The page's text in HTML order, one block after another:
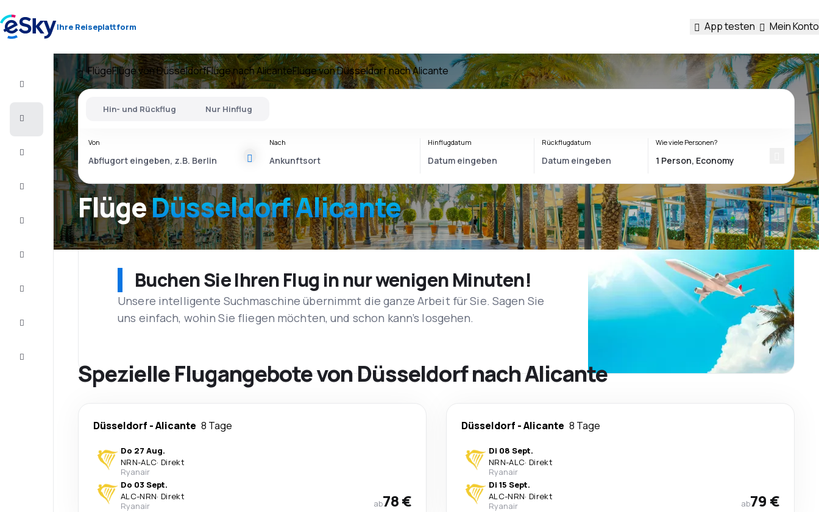
Ihre Reiseplattform App testen Mein Konto
Flug+Hotel
Kurzurlaub
Unterkunft
FlügeFlüge von DüsseldorfFlüge nach AlicanteFlüge von Düsseldorf nach Alicante
FlügeDüsseldorf Alicante
Hin- und Rückflug Nur Hinflug
Von Nach Hinflugdatum Rückflugdatum Wie viele Personen?
Buchen Sie Ihren Flug in nur wenigen Minuten!
Unsere intelligente Suchmaschine übernimmt die ganze Arbeit für Sie. Sagen Sie
uns einfach, wohin Sie fliegen möchten, und schon kann’s losgehen.
Spezielle Flugangebote von Düsseldorf nach Alicante
Düsseldorf -Alicante 8 Tage
Do 27 Aug.
NRN-ALC· Direkt
Ryanair
Do 03 Sept.
ALC-NRN· Direkt
Ryanair
ab78 €
Düsseldorf -Alicante 8 Tage
Di 08 Sept.
NRN-ALC· Direkt
Ryanair
Di 15 Sept.
ALC-NRN· Direkt
Ryanair
ab79 €